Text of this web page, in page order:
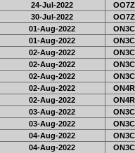
24-Jul-2022
30-Jul-2022
01-Aug-2022
01-Aug-2022
02-Aug-2022
02-Aug-2022
02-Aug-2022
02-Aug-2022
02-Aug-2022
03-Aug-2022
03-Aug-2022
04-Aug-2022
04-Aug-2022